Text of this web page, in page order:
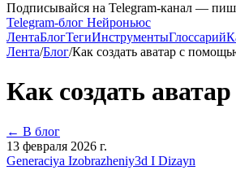
Подписывайся на Telegram-канал —
Telegram-блог Нейроньюс
ЛентаБлогТегиИнструментыГлоссарий
Лента/Блог/Как создать аватар с
Как создать
← В блог
13 февраля 2026 г.
Generaciya Izobrazheniy3d I Dizayn